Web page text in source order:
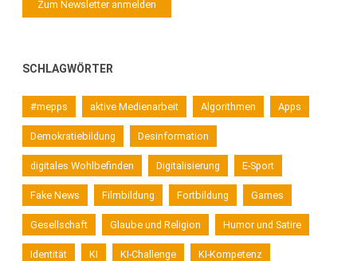
manipulative
In-
Game-
Käufe"
Zum Newsletter anmelden
SCHLAGWÖRTER
#mepps aktive Medienarbeit Algorithmen Apps
Demokratiebildung Desinformation
digitales Wohlbefinden Digitalisierung E-Sport
Fake News Filmbildung Fortbildung Games
Gesellschaft Glaube und Religion Humor und Satire
Identität KI KI-Challenge KI-Kompetenz